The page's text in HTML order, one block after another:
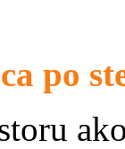
po